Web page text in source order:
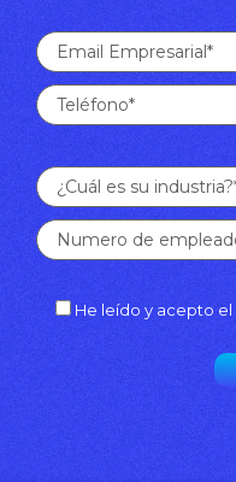
He leído y acepto el